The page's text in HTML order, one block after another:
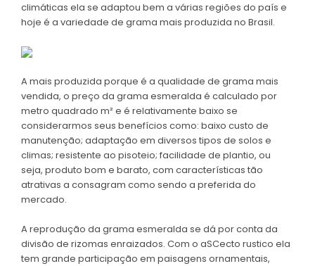
climáticas ela se adaptou bem a várias regiões do país e
hoje é a variedade de grama mais produzida no Brasil.
A mais produzida porque é a qualidade de grama mais
vendida, o preço da grama esmeralda é calculado por
metro quadrado m² e é relativamente baixo se
considerarmos seus benefícios como: baixo custo de
manutenção; adaptação em diversos tipos de solos e
climas; resistente ao pisoteio; facilidade de plantio, ou
seja, produto bom e barato, com características tão
atrativas a consagram como sendo a preferida do
mercado.
A reprodução da grama esmeralda se dá por conta da
divisão de rizomas enraizados. Com o aSCecto rustico ela
tem grande participação em paisagens ornamentais,